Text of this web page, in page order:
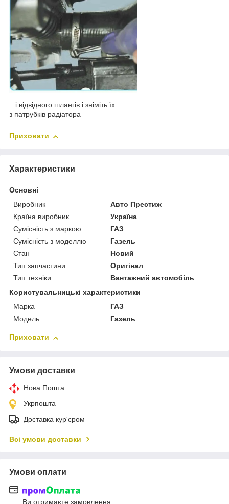
...і відвідного шлангів і зніміть їх
з патрубків радіатора
Приховати
Характеристики
Основні
Виробник
Авто Престиж
Країна виробник
Україна
Сумісність з маркою
ГАЗ
Сумісність з моделлю
Газель
Стан
Новий
Тип запчастини
Оригінал
Тип техніки
Вантажний автомобіль
Користувальницькі характеристики
Марка
ГАЗ
Модель
Газель
Приховати
Умови доставки
Нова Пошта
Укрпошта
Доставка кур'єром
Всі умови доставки
Умови оплати
Ви отримаєте замовлення